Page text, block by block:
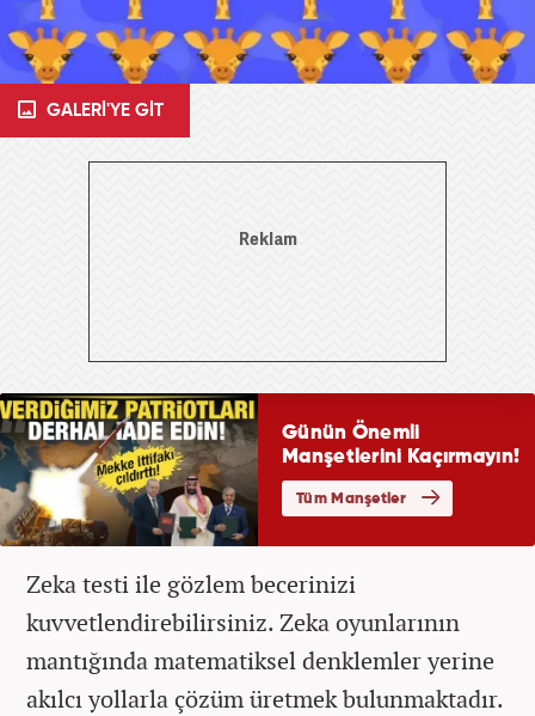
GALERİ'YE GİT
Zeka testi ile gözlem becerinizi
kuvvetlendirebilirsiniz. Zeka oyunlarının
mantığında matematiksel denklemler yerine
akılcı yollarla çözüm üretmek bulunmaktadır.